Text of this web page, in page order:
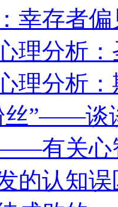
幸存者偏
理分析
理分析
丝”——谈
有关心
的认知误